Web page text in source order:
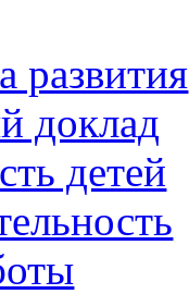
развития
доклад
детей